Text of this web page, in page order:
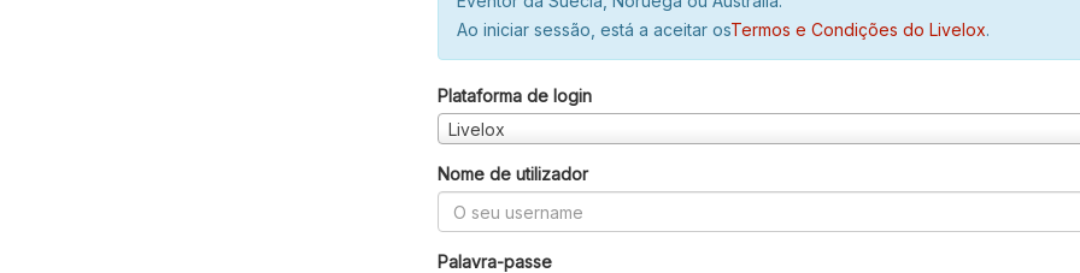
Ao iniciar sessão, está a aceitar osTermos e Condições do Livelox.
Plataforma de login
Livelox
Nome de utilizador
Palavra-passe